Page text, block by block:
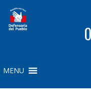
MENU